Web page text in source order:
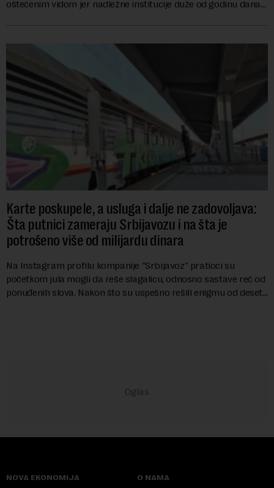
oštećenim vidom jer nadležne institucije duže od godinu dana
Karte poskupele, a usluga i dalje ne zadovoljava:
Šta putnici zameraju Srbijavozu i na šta je
potrošeno više od milijardu dinara
Na Instagram profilu kompanije "Srbijavoz" pratioci su
početkom jula mogli da reše slagalicu, odnosno sastave reč od
ponuđenih slova. Nakon što su uspešno rešili enigmu od deset
NOVA EKONOMIJA O NAMA